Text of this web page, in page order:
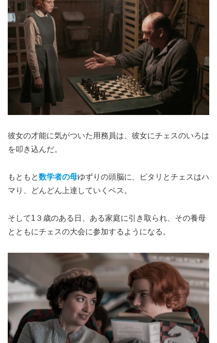
彼女の才能に気がついた用務員は、彼女にチェスのいろは
を叩き込んだ。
もともと数学者の母ゆずりの頭脳に、ピタリとチェスはハ
マり、どんどん上達していくベス。
そして1３歳のある日、ある家庭に引き取られ、その養母
とともにチェスの大会に参加するようになる。